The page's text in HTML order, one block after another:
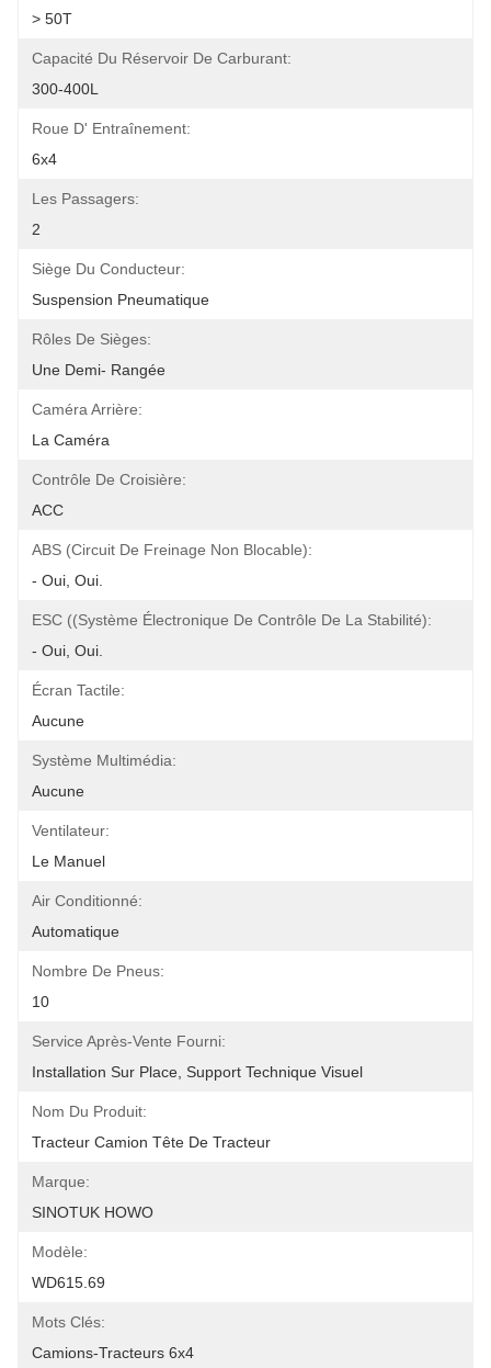
> 50T
Capacité Du Réservoir De Carburant:
300-400L
Roue D' Entraînement:
6x4
Les Passagers:
2
Siège Du Conducteur:
Suspension Pneumatique
Rôles De Sièges:
Une Demi- Rangée
Caméra Arrière:
La Caméra
Contrôle De Croisière:
ACC
ABS (circuit De Freinage Non Blocable):
- Oui, Oui.
ESC ((Système Électronique De Contrôle De La Stabilité):
- Oui, Oui.
Écran Tactile:
Aucune
Système Multimédia:
Aucune
Ventilateur:
Le Manuel
Air Conditionné:
Automatique
Nombre De Pneus:
10
Service Après-Vente Fourni:
Installation Sur Place, Support Technique Visuel
Nom Du Produit:
Tracteur Camion Tête De Tracteur
Marque:
SINOTUK HOWO
Modèle:
WD615.69
Mots Clés:
Camions-Tracteurs 6x4